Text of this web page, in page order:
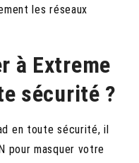
les réseaux
à Extreme
sécurité ?
en toute sécurité, il
pour masquer votre